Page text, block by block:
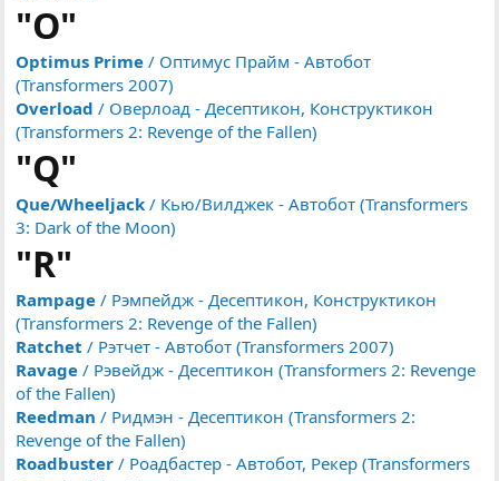
"O"
Optimus Prime / Оптимус Прайм - Автобот
(Transformers 2007)
Overload / Оверлоад - Десептикон, Конструктикон
(Transformers 2: Revenge of the Fallen)
"Q"
Que/Wheeljack / Кью/Вилджек - Автобот (Transformers
3: Dark of the Moon)
"R"
Rampage / Рэмпейдж - Десептикон, Конструктикон
(Transformers 2: Revenge of the Fallen)
Ratchet / Рэтчет - Автобот (Transformers 2007)
Ravage / Рэвейдж - Десептикон (Transformers 2: Revenge
of the Fallen)
Reedman / Ридмэн - Десептикон (Transformers 2:
Revenge of the Fallen)
Roadbuster / Роадбастер - Автобот, Рекер (Transformers